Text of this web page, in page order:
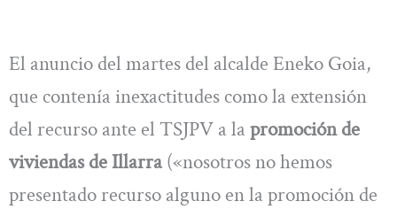
El anuncio del martes del alcalde Eneko Goia,
que contenía inexactitudes como la extensión
del recurso ante el TSJPV a la promoción de
viviendas de Illarra(«nosotros no hemos
presentado recurso alguno en la promoción de